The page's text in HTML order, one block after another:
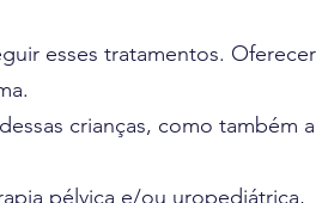
esses tratamentos. Oferecer
crianças, como também a
pélvica e/ou uropediátrica,